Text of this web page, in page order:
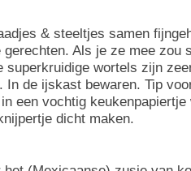
& steeltjes samen
Als je ze mee zou
superkruidige wortels zijn
In de ijskast bewaren. Tip
een vochtig
dicht maken.